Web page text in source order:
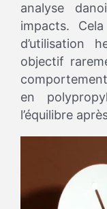
analyse
impacts.
d’utilisation
objectif
en
l’équilibre